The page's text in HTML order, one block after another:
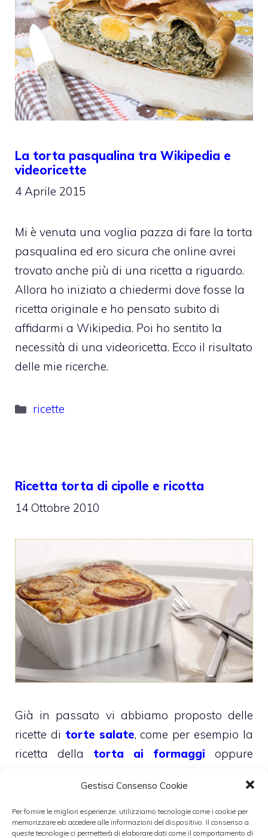
Gestisci Consenso Cookie
Per fornire le migliori esperienze, utilizziamo tecnologie come i cookie per
memorizzare e/o accedere alle informazioni del dispositivo. Il consenso a
queste tecnologie ci permetterà di elaborare dati come il comportamento di
La torta pasqualina tra Wikipedia e
videoricette
4 Aprile 2015
Mi è venuta una voglia pazza di fare la torta
pasqualina ed ero sicura che online avrei
trovato anche più di una ricetta a riguardo.
Allora ho iniziato a chiedermi dove fosse la
ricetta originale e ho pensato subito di
affidarmi a Wikipedia. Poi ho sentito la
necessità di una videoricetta. Ecco il risultato
delle mie ricerche.
Categorie
ricette
Ricetta torta di cipolle e ricotta
14 Ottobre 2010
Già in passato vi abbiamo proposto delle
ricette di torte salate, come per esempio la
ricetta della torta ai formaggi oppure
Oggi andiamo a vedere come si prepara
invece latorta di cipolle e ricotta, un